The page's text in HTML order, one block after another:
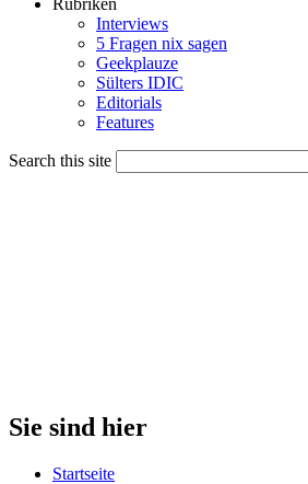
Rubriken
Interviews
5 Fragen nix sagen
Geekplauze
Sülters IDIC
Editorials
Features
Search this site
Sie sind hier
Startseite